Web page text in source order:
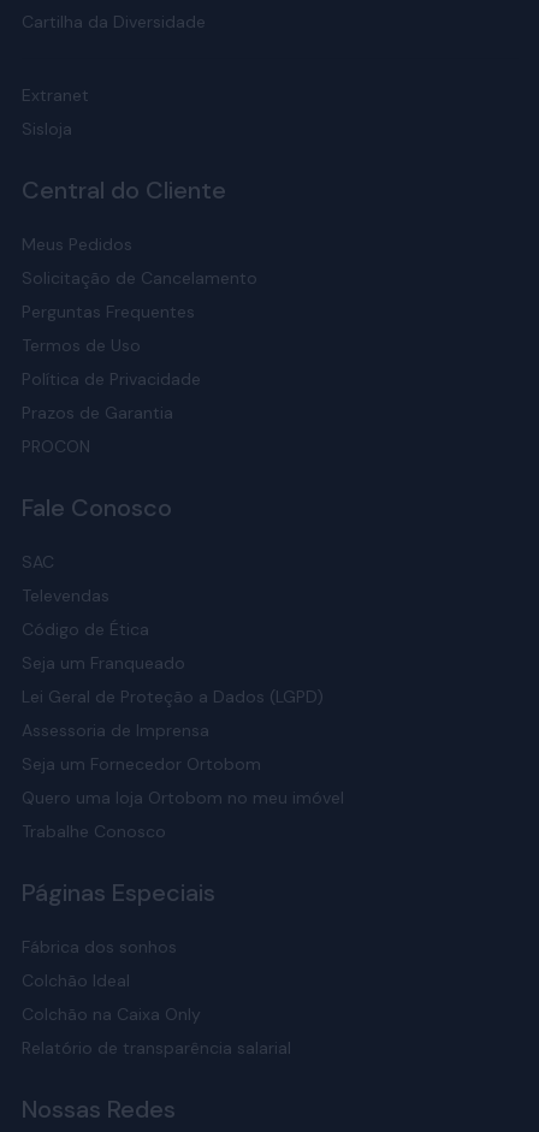
Cartilha da Diversidade
Extranet
Sisloja
Central do Cliente
Meus Pedidos
Solicitação de Cancelamento
Perguntas Frequentes
Termos de Uso
Política de Privacidade
Prazos de Garantia
PROCON
Fale Conosco
SAC
Televendas
Código de Ética
Seja um Franqueado
Lei Geral de Proteção a Dados (LGPD)
Assessoria de Imprensa
Seja um Fornecedor Ortobom
Quero uma loja Ortobom no meu imóvel
Trabalhe Conosco
Páginas Especiais
Fábrica dos sonhos
Colchão Ideal
Colchão na Caixa Only
Relatório de transparência salarial
Nossas Redes